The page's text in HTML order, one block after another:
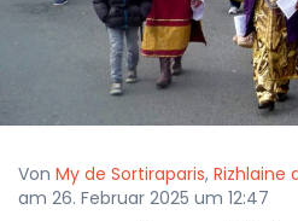
Von My de Sortiraparis, Rizhlaine
am 26. Februar 2025 um 12:47